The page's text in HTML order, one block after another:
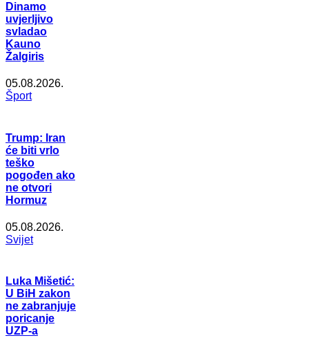
Dinamo
uvjerljivo
svladao
Kauno
Žalgiris
05.08.2026.
Šport
Trump: Iran
će biti vrlo
teško
pogođen ako
ne otvori
Hormuz
05.08.2026.
Svijet
Luka Mišetić:
U BiH zakon
ne zabranjuje
poricanje
UZP-a